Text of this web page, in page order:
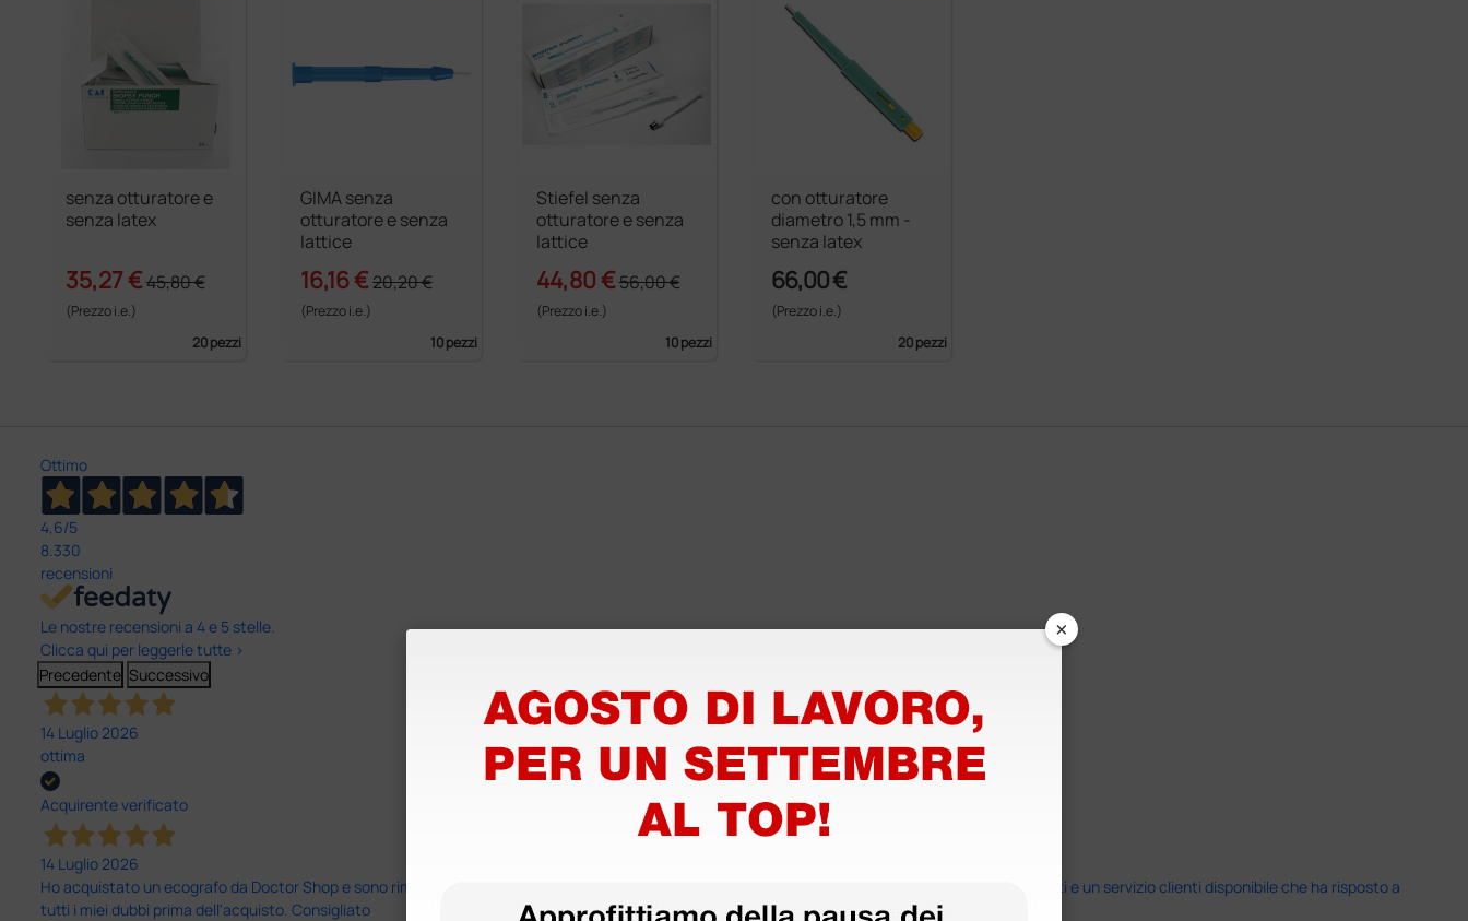
senza otturatore e
senza latex
35,27 €45,80 €
(Prezzo i.e.)
20 pezzi
GIMA senza
otturatore e senza
lattice
16,16 €20,20 €
(Prezzo i.e.)
10 pezzi
Stiefel senza
otturatore e senza
lattice
44,80 €56,00 €
(Prezzo i.e.)
10 pezzi
con otturatore
diametro 1,5 mm -
senza latex
66,00 €
(Prezzo i.e.)
20 pezzi
Ottimo
4,6/5
8.330
recensioni
Le nostre recensioni a 4 e 5 stelle.
Clicca qui per leggerle tutte >
Precedente Successivo
14 Luglio 2026
ottima
Acquirente verificato
14 Luglio 2026
Ho acquistato un ecografo da Doctor Shop e sono rimasto molto soddisfatto dell'esperienza. Apparecchiatura di qualità, consegna nei tempi previsti e un servizio clienti disponibile che ha risposto a
tutti i miei dubbi prima dell'acquisto. Consigliato
×